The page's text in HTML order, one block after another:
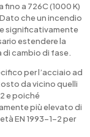
a 726C (1000 K)
che un incendio
significativamente
estendere la
cambio di fase.
per l’acciaio ad
da vicino quelli
e poiché
più elevato di
EN 1993-1-2 per